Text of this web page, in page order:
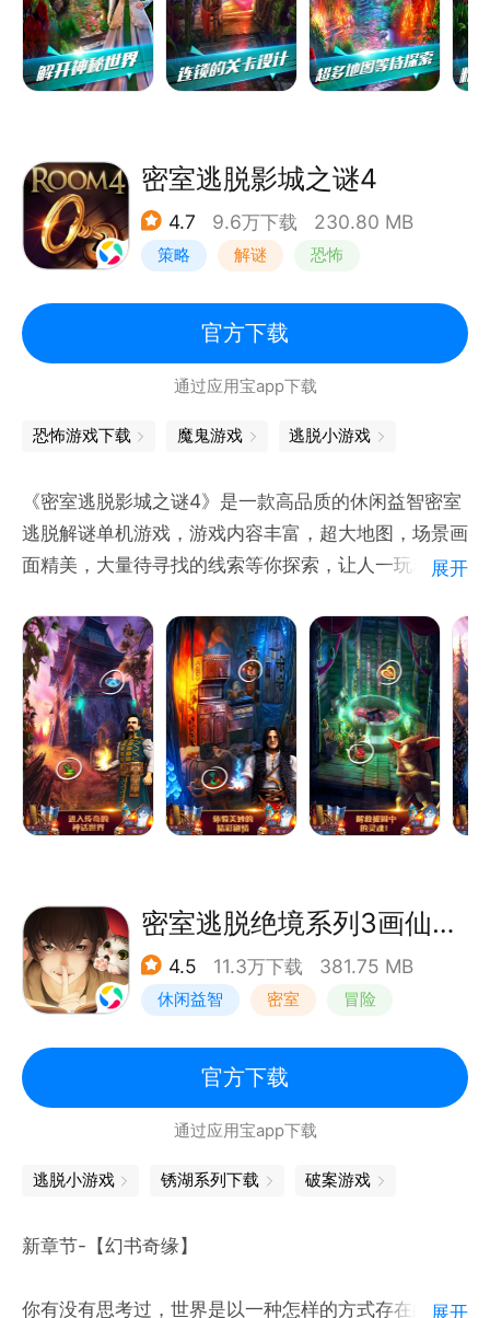
密室逃脱影城之谜4
4.7 9.6万下载 230.80 MB
策略 解谜 恐怖
官方下载
通过应用宝app下载
恐怖游戏下载 魔鬼游戏 逃脱小游戏
《密室逃脱影城之谜4》是一款高品质的休闲益智密室
逃脱解谜单机游戏，游戏内容丰富，超大地图，场景画
面精美，大量待寻找的线索等你探索，让人一玩就停不
故事开始于一场在被遗忘的、受到不死巫师统治的山村
中，解开巫师秘密的神秘冒险。
灵感来自真实的斯拉夫民族的传说！探索一个受到魔法
施咒的世界，那里充满了小魔鬼、幽灵、魔法动物和其
他来自东欧民间精灵故事中的神秘生物。您自己选择游
戏剧情的走向！您将做出的决定将会影响主人公的命运
和故事的结局。
展开
密室逃脱绝境系列3画仙奇缘
4.5 11.3万下载 381.75 MB
休闲益智 密室 冒险
官方下载
通过应用宝app下载
逃脱小游戏 锈湖系列下载 破案游戏
新章节-【幻书奇缘】
你有没有思考过，世界是以一种怎样的方式存在的？展开